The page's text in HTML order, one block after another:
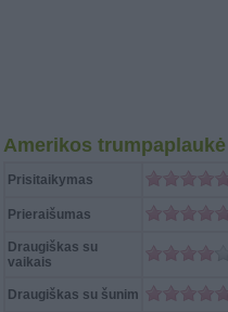
Amerikos
Prisitaikymas
Prieraišumas
Draugiškas su
vaikais
Draugiškas su šunim